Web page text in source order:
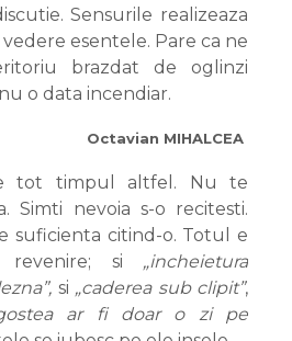
Sensurile realizeaza
esentele. Pare ca ne
brazdat de oglinzi
o data incendiar.
Octavian MIHALCEA
e tot timpul altfel. Nu te
Simti nevoia s-o recitesti.
suficienta citind-o. Totul e
si „incheietura
si „caderea sub clipit”,
ar fi doar o zi pe